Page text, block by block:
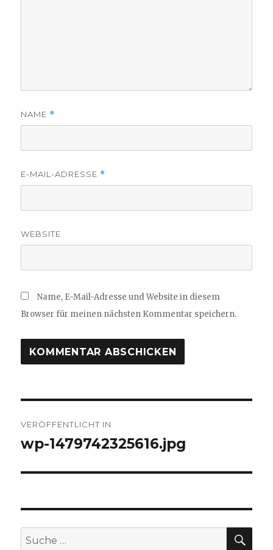
NAME *
E-MAIL-ADRESSE *
WEBSITE
Name, E-Mail-Adresse und Website in diesem
Browser für meinen nächsten Kommentar speichern.
VERÖFFENTLICHT IN
wp-1479742325616.jpg
Suche